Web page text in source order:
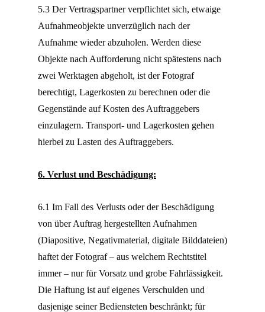
5.3 Der Vertragspartner verpflichtet sich, etwaige
Aufnahmeobjekte unverzüglich nach der
Aufnahme wieder abzuholen. Werden diese
Objekte nach Aufforderung nicht spätestens nach
zwei Werktagen abgeholt, ist der Fotograf
berechtigt, Lagerkosten zu berechnen oder die
Gegenstände auf Kosten des Auftraggebers
einzulagern. Transport- und Lagerkosten gehen
hierbei zu Lasten des Auftraggebers.
6. Verlust und Beschädigung:
6.1 Im Fall des Verlusts oder der Beschädigung
von über Auftrag hergestellten Aufnahmen
(Diapositive, Negativmaterial, digitale Bilddateien)
haftet der Fotograf – aus welchem Rechtstitel
immer – nur für Vorsatz und grobe Fahrlässigkeit.
Die Haftung ist auf eigenes Verschulden und
dasjenige seiner Bediensteten beschränkt; für